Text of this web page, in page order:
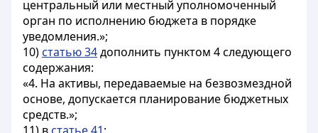
центральный или местный уполномоченный
орган по исполнению бюджета в порядке
уведомления.»;
10) статью 34дополнить пунктом 4 следующего
содержания:
«4. На активы, передаваемые на безвозмездной
основе, допускается планирование бюджетных
средств.»;